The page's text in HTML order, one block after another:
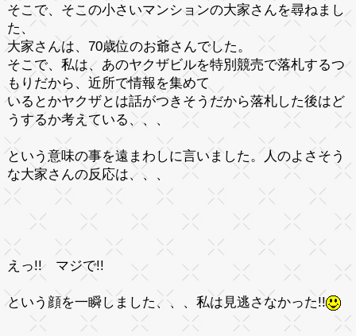
そこで、そこの小さいマンションの大家さんを尋ねまし
た、
大家さんは、70歳位のお爺さんでした。
そこで、私は、 あのヤクザビルを特別競売で落札するつ
もりだから、近所で情報を集めて
いるとかヤクザとは話がつきそうだから落札した後はど
うするか考えている 、、、
という意味の事を遠まわしに言いました。人のよさそう
な大家さんの反応は、、、
えっ!! マジで!!
という顔を一瞬しました、、、私は見逃さなかった!!